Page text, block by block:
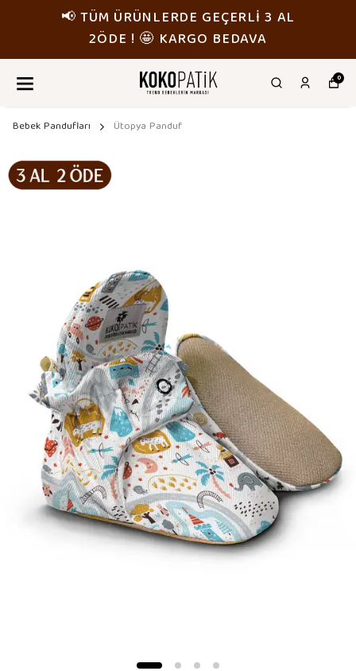
📢 TÜM ÜRÜNLERDE GEÇERLİ 3 AL
2ÖDE ! 🤩 KARGO BEDAVA
0
Bebek Pandufları Ütopya Panduf